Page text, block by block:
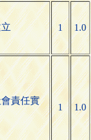
1 1.0
責任實
1 1.0